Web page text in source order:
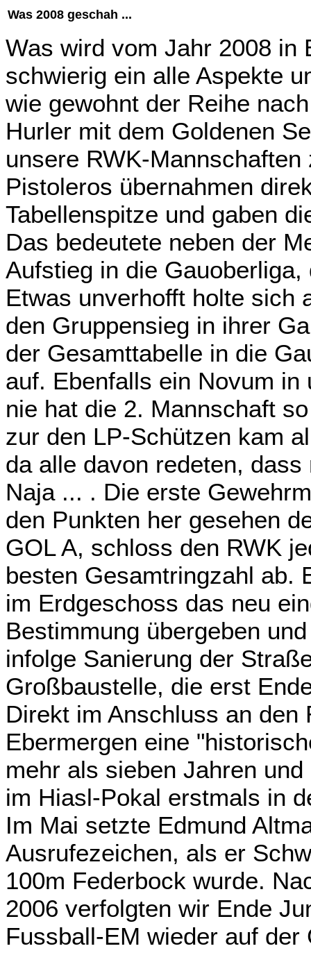
Was 2008 geschah ...
Was wird vom Jahr 2008 in
schwierig ein alle Aspekte
wie gewohnt der Reihe
Hurler mit dem Goldenen
unsere RWK-
Pistoleros übernahmen
Tabellenspitze und gaben
Das bedeutete neben der
Aufstieg in die
Etwas unverhofft holte sich
den Gruppensieg in ihrer
der Gesamttabelle in die
auf. Ebenfalls ein Novum
nie hat die 2. Mannschaft
zur den LP-Schützen kam
da alle davon redeten,
Naja ... . Die erste
den Punkten her gesehen
GOL A, schloss den RWK
besten Gesamtringzahl ab.
im Erdgeschoss das neu
Bestimmung übergeben
infolge Sanierung der
Großbaustelle, die erst
Direkt im Anschluss an
Ebermergen eine
mehr als sieben Jahren
im Hiasl-Pokal erstmals in
Im Mai setzte Edmund
Ausrufezeichen, als er
100m Federbock wurde.
2006 verfolgten wir Ende
Fussball-EM wieder auf